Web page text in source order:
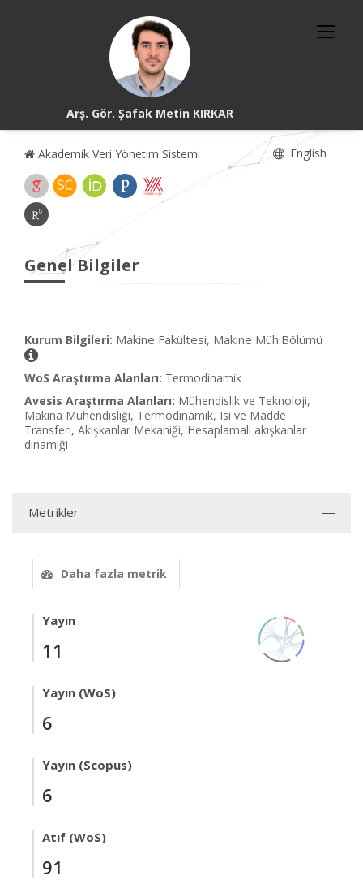
Arş. Gör. Şafak Metin KIRKAR
Akademik Veri Yönetim Sistemi English
Genel Bilgiler
Kurum Bilgileri: Makine Fakültesi, Makine Müh.Bölümü
WoS Araştırma Alanları: Termodinamik
Avesis Araştırma Alanları: Mühendislik ve Teknoloji,
Makina Mühendisliği, Termodinamik, Isı ve Madde
Transferi, Akışkanlar Mekaniği, Hesaplamalı akışkanlar
dinamiği
Metrikler
Daha fazla metrik
Yayın
11
Yayın (WoS)
6
Yayın (Scopus)
6
Atıf (WoS)
91